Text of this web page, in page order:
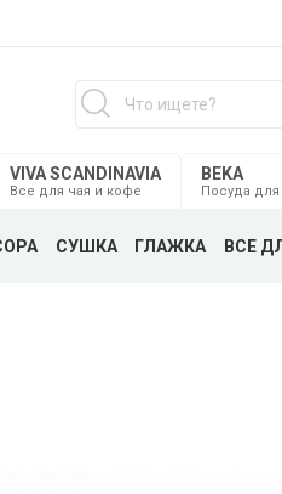
VIVA SCANDINAVIA
Все для чая и кофе
BEKA
Посуда для
СУШКА ГЛАЖКА ВСЕ